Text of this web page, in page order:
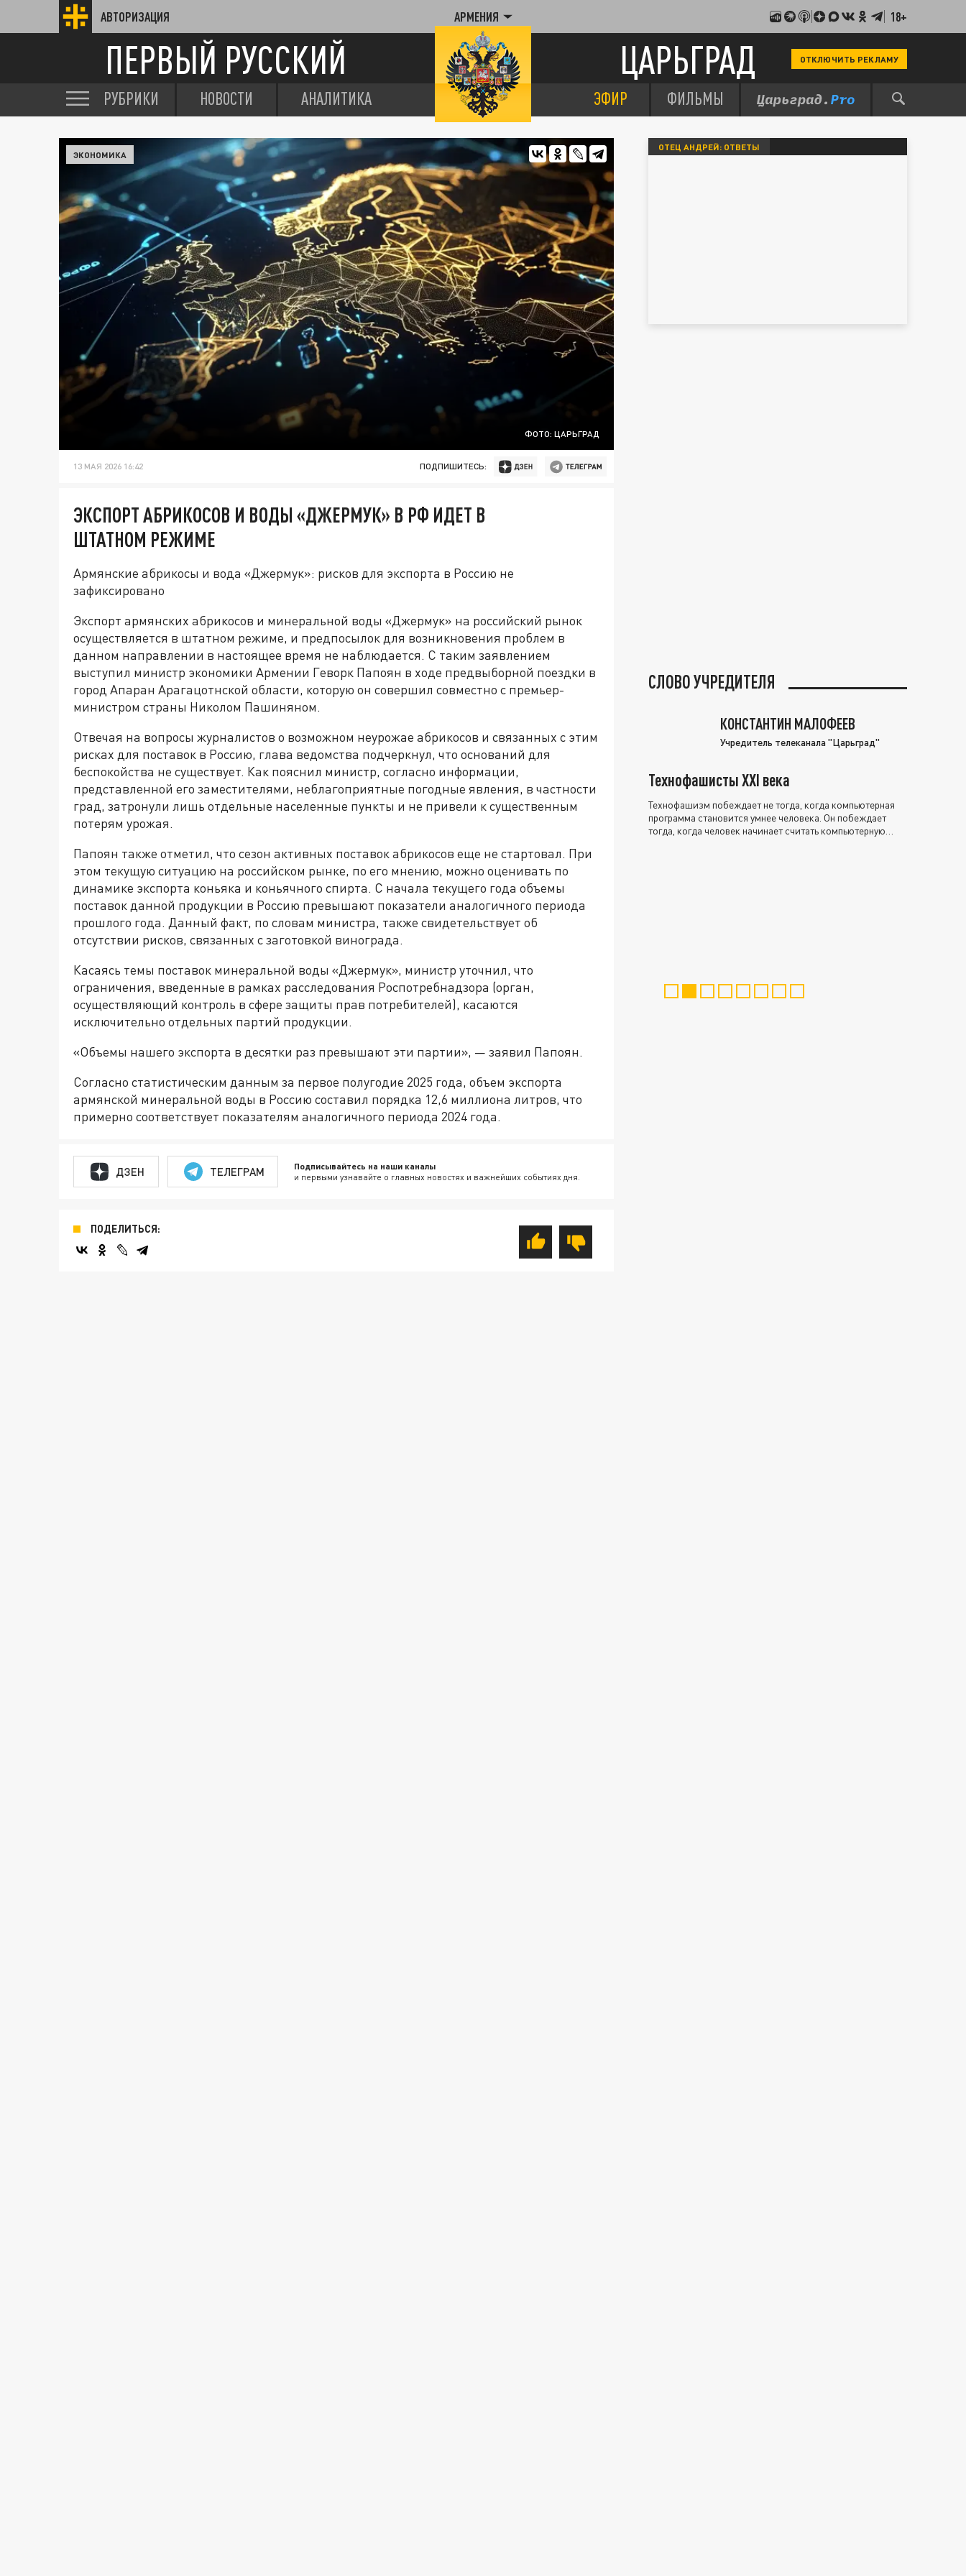
АВТОРИЗАЦИЯ АРМЕНИЯ 18+
ПЕРВЫЙ РУССКИЙ ЦАРЬГРАД ОТКЛЮЧИТЬ РЕКЛАМУ
РУБРИКИ НОВОСТИ АНАЛИТИКА ЭФИР ФИЛЬМЫ
ФОТО: ЦАРЬГРАД
ЭКОНОМИКА
13 МАЯ 2026 16:42 ПОДПИШИТЕСЬ:
ЭКСПОРТ АБРИКОСОВ И ВОДЫ «ДЖЕРМУК» В РФ ИДЕТ В
ШТАТНОМ РЕЖИМЕ
Армянские абрикосы и вода «Джермук»: рисков для экспорта в Россию не
зафиксировано
Экспорт армянских абрикосов и минеральной воды «Джермук» на российский рынок
осуществляется в штатном режиме, и предпосылок для возникновения проблем в
данном направлении в настоящее время не наблюдается. С таким заявлением
выступил министр экономики Армении Геворк Папоян в ходе предвыборной поездки в
город Апаран Арагацотнской области, которую он совершил совместно с премьер-
министром страны Николом Пашиняном.
Отвечая на вопросы журналистов о возможном неурожае абрикосов и связанных с этим
рисках для поставок в Россию, глава ведомства подчеркнул, что оснований для
беспокойства не существует. Как пояснил министр, согласно информации,
представленной его заместителями, неблагоприятные погодные явления, в частности
град, затронули лишь отдельные населенные пункты и не привели к существенным
потерям урожая.
Папоян также отметил, что сезон активных поставок абрикосов еще не стартовал. При
этом текущую ситуацию на российском рынке, по его мнению, можно оценивать по
динамике экспорта коньяка и коньячного спирта. С начала текущего года объемы
поставок данной продукции в Россию превышают показатели аналогичного периода
прошлого года. Данный факт, по словам министра, также свидетельствует об
отсутствии рисков, связанных с заготовкой винограда.
Касаясь темы поставок минеральной воды «Джермук», министр уточнил, что
ограничения, введенные в рамках расследования Роспотребнадзора (орган,
осуществляющий контроль в сфере защиты прав потребителей), касаются
исключительно отдельных партий продукции.
«Объемы нашего экспорта в десятки раз превышают эти партии», — заявил Папоян.
Согласно статистическим данным за первое полугодие 2025 года, объем экспорта
армянской минеральной воды в Россию составил порядка 12,6 миллиона литров, что
примерно соответствует показателям аналогичного периода 2024 года.
ДЗЕН ТЕЛЕГРАМ Подписывайтесь на наши каналы
и первыми узнавайте о главных новостях и важнейших событиях дня.
ПОДЕЛИТЬСЯ:
ОТЕЦ АНДРЕЙ: ОТВЕТЫ
СЛОВО УЧРЕДИТЕЛЯ
КОНСТАНТИН МАЛОФЕЕВ
Учредитель телеканала "Царьград"
Технофашисты XXI века
Технофашизм побеждает не тогда, когда компьютерная
программа становится умнее человека. Он побеждает
тогда, когда человек начинает считать компьютерную